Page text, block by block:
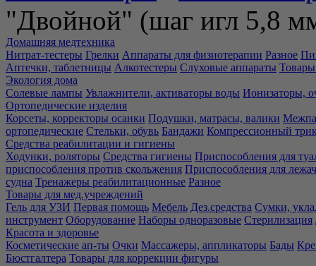
"Двойной" (шаг игл 5,8
Домашняя медтехника
Нитрат-тестеры Грелки Аппараты для физиотерапии Разное
Аптечки, таблетницы Алкотестеры Слуховые аппараты Товары
Экология дома
Солевые лампы Увлажнители, активаторы воды Ионизаторы,
Ортопедические изделия
Корсеты, корректоры осанки Подушки, матрасы, валики
ортопедические Стельки, обувь Бандажи Компрессионный
Средства реабилитации и гигиены
Ходунки, роляторы Средства гигиены Приспособления для
приспособления против скольжения Приспособления для
судна Тренажеры реабилитационные Разное
Товары для мед.учреждений
Гель для УЗИ Первая помощь Мебель Дез.средства Сумки,
инструмент Оборудование Наборы одноразовые Стерилизация
Красота и здоровье
Косметические ап-ты Очки Массажеры, аппликаторы Бады
Бюстгалтера Товары для коррекции фигуры